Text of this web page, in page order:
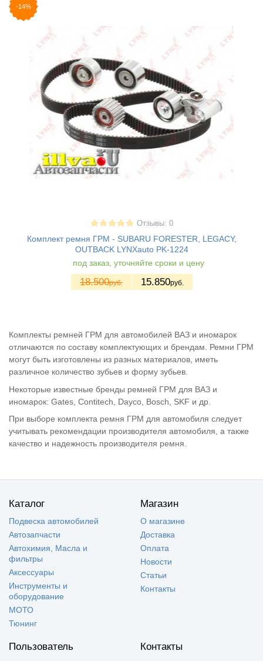
-14%
Отзывы: 0
Комплект ремня ГРМ - SUBARU FORESTER, LEGACY,
OUTBACK LYNXauto PK-1224
под заказ, уточняйте сроки и цену
18.500руб. 15.850руб.
Комплекты ремней ГРМ для автомобилей ВАЗ и иномарок
отличаются по составу комплектующих и брендам. Ремни ГРМ
могут быть изготовлены из разных материалов, иметь
различное количество зубьев и форму зубьев.
Некоторые известные бренды ремней ГРМ для ВАЗ и
иномарок: Gates, Contitech, Dayco, Bosch, SKF и др.
При выборе комплекта ремня ГРМ для автомобиля следует
учитывать рекомендации производителя автомобиля, а также
качество и надежность производителя ремня.
Каталог
Подвеска автомобилей
Автозапчасти
Автохимия, Масла и
фильтры
Аксессуары
Инструменты и
оборудование
МОТО
Тюнинг
Магазин
О магазине
Доставка
Оплата
Новости
Статьи
Контакты
Пользователь Контакты